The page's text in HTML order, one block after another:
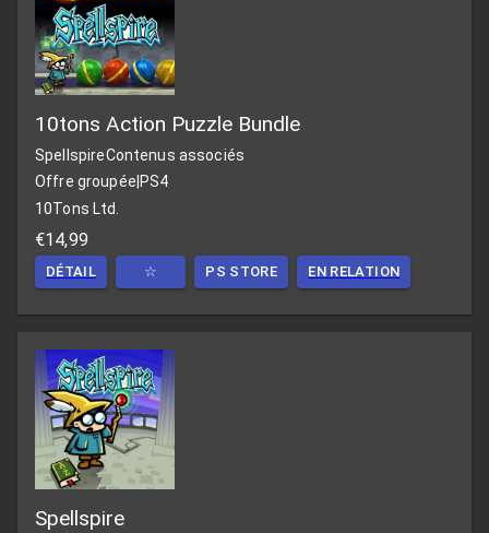
10tons Action Puzzle Bundle
SpellspireContenus associés
Offre groupée PS4
10Tons Ltd.
€14,99
DÉTAIL ☆ PS STORE EN RELATION
Spellspire